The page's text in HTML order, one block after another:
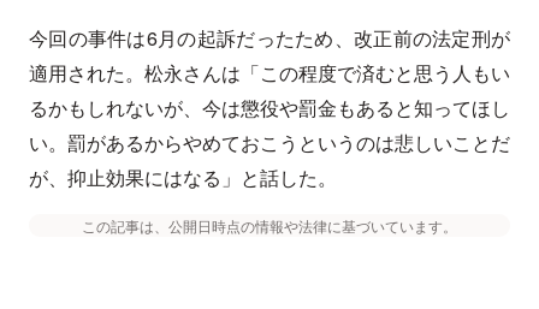
今回の事件は6月の起訴だったため、改正前の法定刑が
適用された。松永さんは「この程度で済むと思う人もい
るかもしれないが、今は懲役や罰金もあると知ってほし
い。罰があるからやめておこうというのは悲しいことだ
が、抑止効果にはなる」と話した。
この記事は、公開日時点の情報や法律に基づいています。